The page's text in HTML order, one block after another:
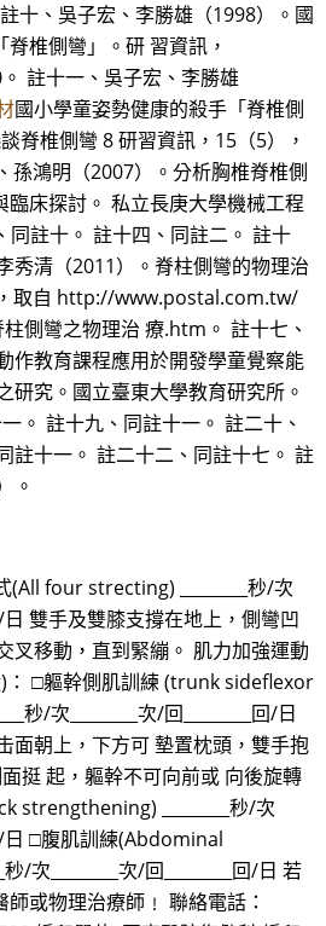
十、吳子宏、李勝雄（1998）。國
椎側彎」。研 習資訊，
註十一、吳子宏、李勝雄
國小學童姿勢健康的殺手「脊椎側
脊椎側彎 8 研習資訊，15（5），
孫鴻明（2007）。分析胸椎脊椎側
臨床探討。 私立長庚大學機械工程
同註十。 註十四、同註二。 註十
秀清（2011）。脊柱側彎的物理治
取自 http://www.postal.com.tw/
側彎之物理治 療.htm。 註十七、
作教育課程應用於開發學童覺察能
研究。國立臺東大學教育研究所。
。 註十九、同註十一。 註二十、
註十一。 註二十二、同註十七。 註
。
(All four strecting) ________秒/次
/日 雙手及雙膝支撐在地上，側彎凹
叉移動，直到緊繃。 肌力加強運動
□軀幹側肌訓練 (trunk sideflexor
秒/次________次/回________回/日
面朝上，下方可 墊置枕頭，雙手抱
挺 起，軀幹不可向前或 向後旋轉
strengthening) ________秒/次
/日 □腹肌訓練(Abdominal
/次________次/回________回/日 若
或物理治療師﹗ 聯絡電話：